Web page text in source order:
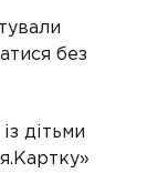
без
дітьми